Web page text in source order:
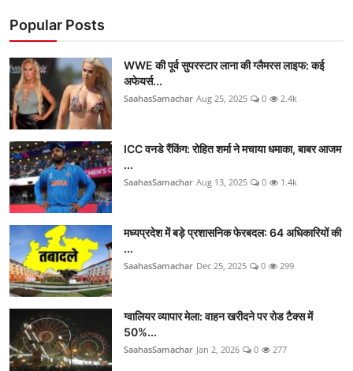
Popular Posts
WWE की पूर्व सुपरस्टार लाना की ग्लैमरस लाइफ: कई
अफेयर्स...
SaahasSamachar Aug 25, 2025 0 2.4k
ICC वनडे रैंकिंग: रोहित शर्मा ने मचाया धमाका, बाबर आजम
...
SaahasSamachar Aug 13, 2025 0 1.4k
मध्यप्रदेश में बड़े प्रशासनिक फेरबदल: 64 अधिकारियों की
...
SaahasSamachar Dec 25, 2025 0 299
ग्वालियर व्यापार मेला: वाहन खरीदने पर रोड टैक्स में
50%...
SaahasSamachar Jan 2, 2026 0 277